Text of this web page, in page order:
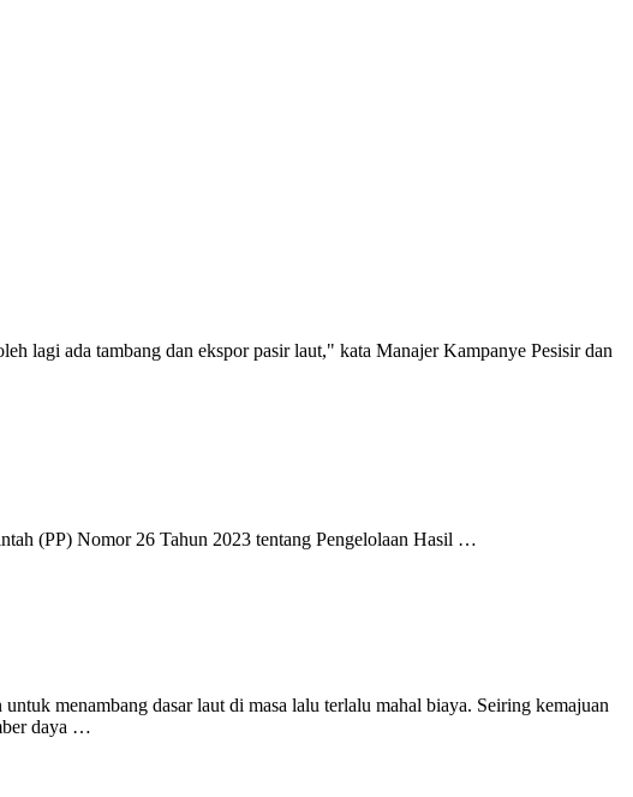
lagi ada tambang dan ekspor pasir laut," kata Manajer Kampanye Pesisir dan
(PP) Nomor 26 Tahun 2023 tentang Pengelolaan Hasil …
menambang dasar laut di masa lalu terlalu mahal biaya. Seiring kemajuan
daya …